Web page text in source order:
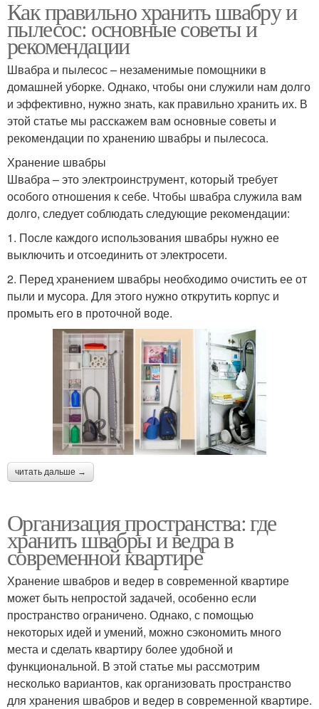
Как правильно хранить швабру и
пылесос: основные советы и
рекомендации
Швабра и пылесос – незаменимые помощники в
домашней уборке. Однако, чтобы они служили нам долго
и эффективно, нужно знать, как правильно хранить их. В
этой статье мы расскажем вам основные советы и
рекомендации по хранению швабры и пылесоса.
Хранение швабры
Швабра – это электроинструмент, который требует
особого отношения к себе. Чтобы швабра служила вам
долго, следует соблюдать следующие рекомендации:
1. После каждого использования швабры нужно ее
выключить и отсоединить от электросети.
2. Перед хранением швабры необходимо очистить ее от
пыли и мусора. Для этого нужно открутить корпус и
промыть его в проточной воде.
читать дальше →
Организация пространства: где
хранить швабры и ведра в
современной квартире
Хранение швабров и ведер в современной квартире
может быть непростой задачей, особенно если
пространство ограничено. Однако, с помощью
некоторых идей и умений, можно сэкономить много
места и сделать квартиру более удобной и
функциональной. В этой статье мы рассмотрим
несколько вариантов, как организовать пространство
для хранения швабров и ведер в современной квартире.